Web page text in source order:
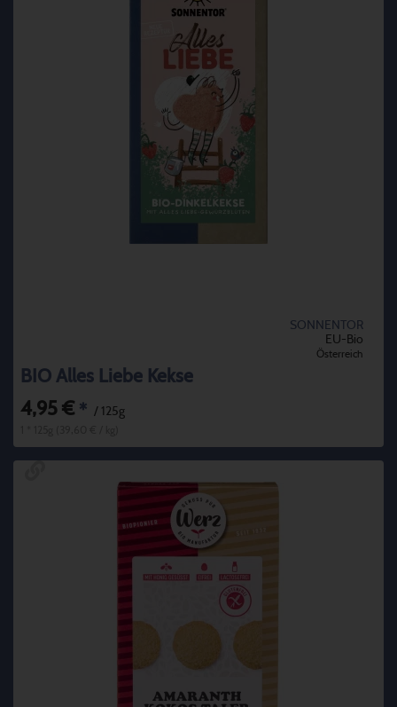
SONNENTOR
EU-Bio
Österreich
BIO Alles Liebe Kekse
4,95 € * / 125g